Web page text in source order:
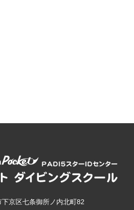
京区七条御所ノ内北町82